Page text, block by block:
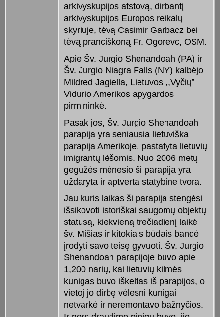
arkivyskupijos atstovą, dirbantį
arkivyskupijos Europos reikalų
skyriuje, tėvą Casimir Garbacz bei
tėvą pranciškoną Fr. Ogorevc, OSM.
Apie Šv. Jurgio Shenandoah (PA) ir
Šv. Jurgio Niagra Falls (NY) kalbėjo
Mildred Jagiella, Lietuvos ,,Vyčių”
Vidurio Amerikos apygardos
pirmininkė.
Pasak jos, Šv. Jurgio Shenandoah
parapija yra seniausia lietuviška
parapija Amerikoje, pastatyta lietuvių
imigrantų lėšomis. Nuo 2006 metų
gegužės mėnesio ši parapija yra
uždaryta ir aptverta statybine tvora.
Jau kuris laikas ši parapija stengėsi
išsikovoti istoriškai saugomų objektų
statusą, kiekvieną trečiadienį laikė
šv. Mišias ir kitokiais būdais bandė
įrodyti savo teisę gyvuoti. Šv. Jurgio
Shenandoah parapijoje buvo apie
1,200 narių, kai lietuvių kilmės
kunigas buvo iškeltas iš parapijos, o
vietoj jo dirbę vėlesni kunigai
netvarkė ir neremontavo bažnyčios.